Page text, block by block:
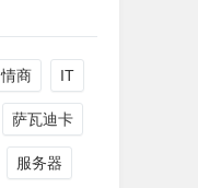
情商 IT
萨瓦迪卡
服务器